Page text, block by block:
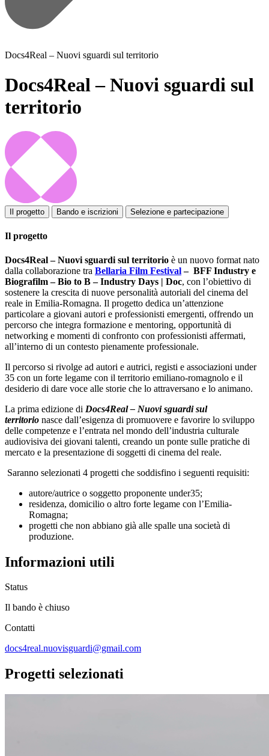
Docs4Real – Nuovi sguardi sul territorio
Docs4Real – Nuovi sguardi sul
territorio
Il progetto Bando e iscrizioni Selezione e partecipazione
Il progetto
Docs4Real – Nuovi sguardi sul territorio è un nuovo format nato
dalla collaborazione tra Bellaria Film Festival– BFF Industry e
Biografilm – Bio to B – Industry Days | Doc, con l’obiettivo di
sostenere la crescita di nuove personalità autoriali del cinema del
reale in Emilia-Romagna. Il progetto dedica un’attenzione
particolare a giovani autori e professionisti emergenti, offrendo un
percorso che integra formazione e mentoring, opportunità di
networking e momenti di confronto con professionisti affermati,
all’interno di un contesto pienamente professionale.
Il percorso si rivolge ad autori e autrici, registi e associazioni under
35 con un forte legame con il territorio emiliano-romagnolo e il
desiderio di dare voce alle storie che lo attraversano e lo animano.
La prima edizione di Docs4Real – Nuovi sguardi sul
territorio nasce dall’esigenza di promuovere e favorire lo sviluppo
delle competenze e l’entrata nel mondo dell’industria culturale
audiovisiva dei giovani talenti, creando un ponte sulle pratiche di
mercato e la presentazione di soggetti di cinema del reale.
Saranno selezionati 4 progetti che soddisfino i seguenti requisiti:
autore/autrice o soggetto proponente under35;
residenza, domicilio o altro forte legame con l’Emilia-
Romagna;
progetti che non abbiano già alle spalle una società di
produzione.
Informazioni utili
Status
Il bando è chiuso
Contatti
docs4real.nuovisguardi@gmail.com
Progetti selezionati